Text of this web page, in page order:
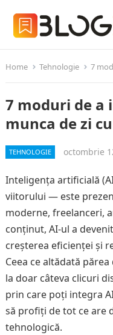
Home Tehnologie 7
7 moduri de a
munca de zi
TEHNOLOGIE octombrie
Inteligența artificială
viitorului — este
moderne, freelanceri,
conținut, AI-ul a
creșterea eficienței și
Ceea ce altădată
la doar câteva clicuri
prin care poți integra
să profiți de tot ce are
tehnologică.